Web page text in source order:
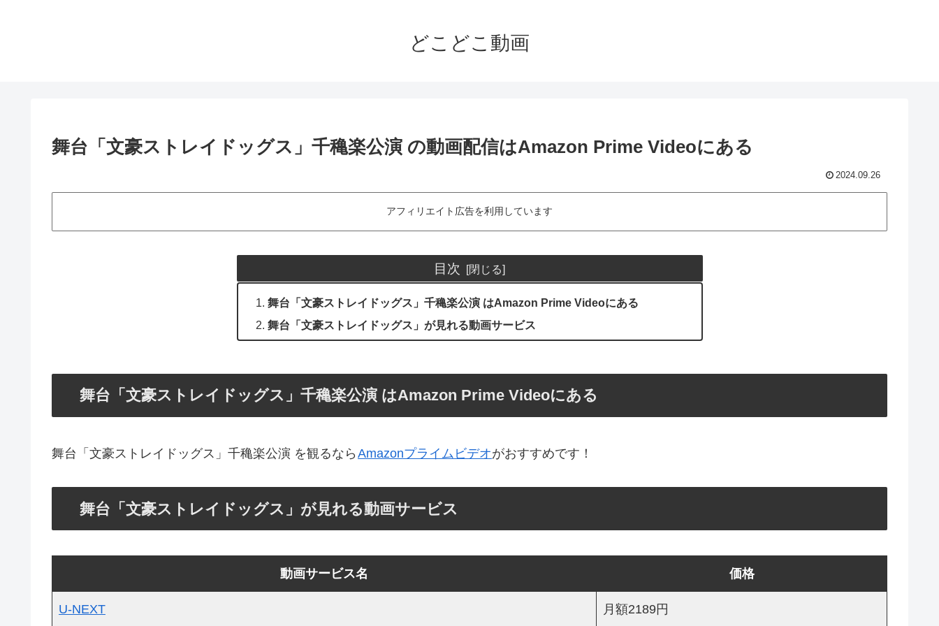
どこどこ動画
舞台「文豪ストレイドッグス」千穐楽公演 の動画配信はAmazon Prime Videoにある
2024.09.26
アフィリエイト広告を利用しています
目次
舞台「文豪ストレイドッグス」千穐楽公演 はAmazon Prime Videoにある
舞台「文豪ストレイドッグス」が見れる動画サービス
舞台「文豪ストレイドッグス」千穐楽公演 はAmazon Prime Videoにある
舞台「文豪ストレイドッグス」千穐楽公演 を観るなら Amazonプライムビデオがおすすめです！
舞台「文豪ストレイドッグス」が見れる動画サービス
動画サービス名 価格
U-NEXT 月額2189円